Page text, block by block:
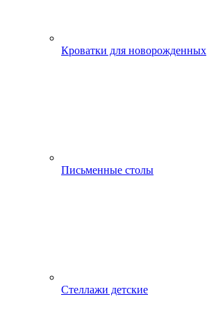
Кроватки для новорожденных
Письменные столы
Стеллажи детские